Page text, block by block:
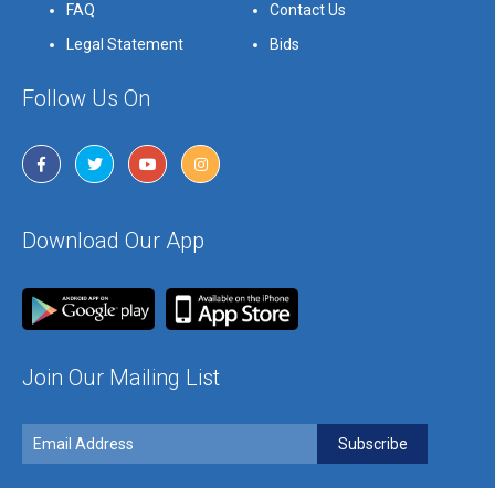
FAQ
Contact Us
Legal Statement
Bids
Follow Us On
Download Our App
Join Our Mailing List